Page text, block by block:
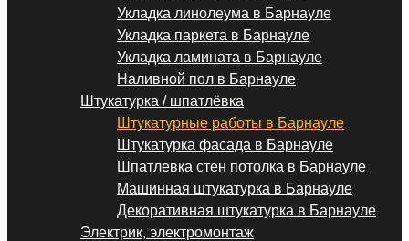
Укладка линолеума в Барнауле
Укладка паркета в Барнауле
Укладка ламината в Барнауле
Наливной пол в Барнауле
Штукатурка / шпатлёвка
Штукатурные работы в Барнауле
Штукатурка фасада в Барнауле
Шпатлевка стен потолка в Барнауле
Машинная штукатурка в Барнауле
Декоративная штукатурка в Барнауле
Электрик, электромонтаж